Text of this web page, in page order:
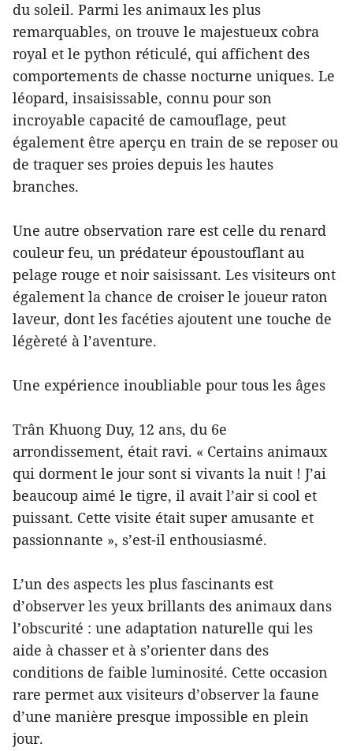
du soleil. Parmi les animaux les plus
remarquables, on trouve le majestueux cobra
royal et le python réticulé, qui affichent des
comportements de chasse nocturne uniques. Le
léopard, insaisissable, connu pour son
incroyable capacité de camouflage, peut
également être aperçu en train de se reposer ou
de traquer ses proies depuis les hautes
branches.
Une autre observation rare est celle du renard
couleur feu, un prédateur époustouflant au
pelage rouge et noir saisissant. Les visiteurs ont
également la chance de croiser le joueur raton
laveur, dont les facéties ajoutent une touche de
légèreté à l’aventure.
Une expérience inoubliable pour tous les âges
Trân Khuong Duy, 12 ans, du 6e
arrondissement, était ravi. « Certains animaux
qui dorment le jour sont si vivants la nuit ! J’ai
beaucoup aimé le tigre, il avait l’air si cool et
puissant. Cette visite était super amusante et
passionnante », s’est-il enthousiasmé.
L’un des aspects les plus fascinants est
d’observer les yeux brillants des animaux dans
l’obscurité : une adaptation naturelle qui les
aide à chasser et à s’orienter dans des
conditions de faible luminosité. Cette occasion
rare permet aux visiteurs d’observer la faune
d’une manière presque impossible en plein
jour.